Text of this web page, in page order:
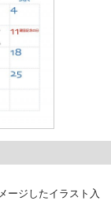
ージしたイラスト入